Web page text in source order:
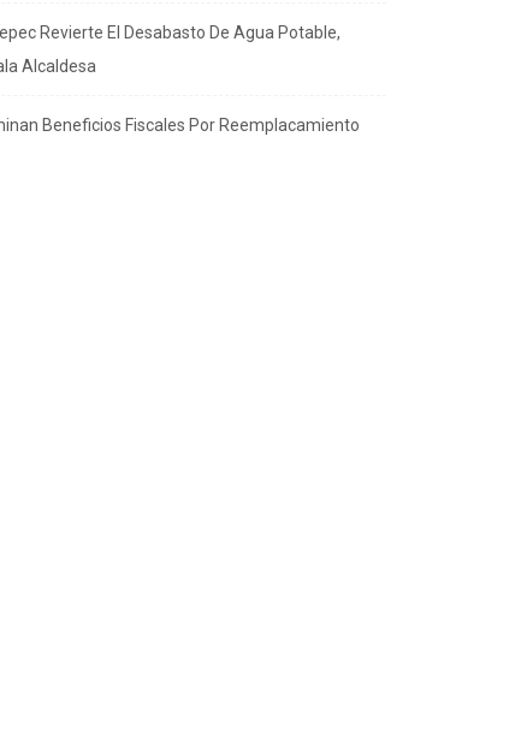
Revierte El Desabasto De Agua Potable,
Alcaldesa
Beneficios Fiscales Por Reemplacamiento